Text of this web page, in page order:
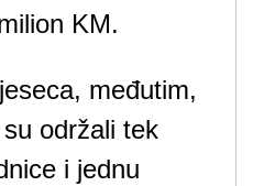
KM.
međutim,
održali tek
i jednu